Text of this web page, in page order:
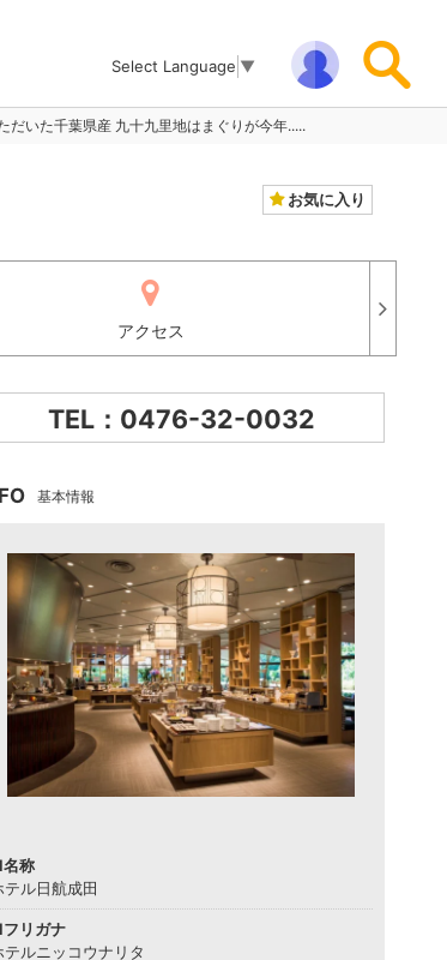
Select Language ▼
いた千葉県産 九十九里地はまぐりが今年.....
お気に入り
アクセス
TEL：0476-32-0032
基本情報
称
テル日航成田
リガナ
テルニッコウナリタ